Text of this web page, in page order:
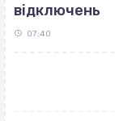
відключень
07:40